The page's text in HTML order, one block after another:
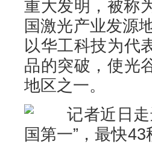
重大发明，被称
国激光产业发源
以华工科技为代
品的突破，使光
地区之一。
记者近日走
国第一”，最快